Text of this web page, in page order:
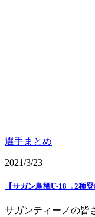
選手まとめ
2021/3/23
【サガン鳥栖U-18→2種
サガンティーノの皆